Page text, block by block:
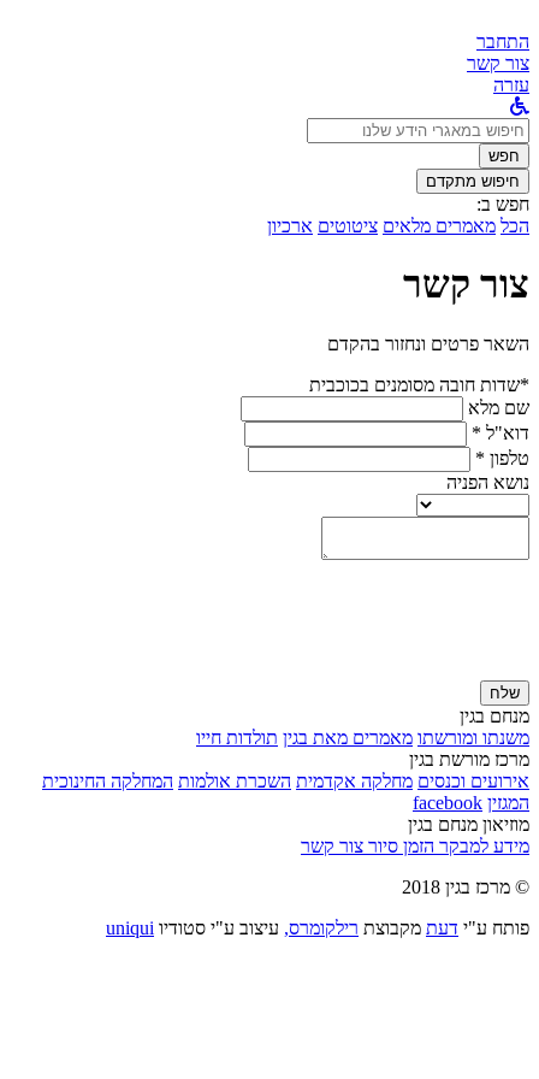
התחבר
צור קשר
עזרה
לחפש
ב:חפש
חיפוש מתקדם
חפש ב:
הכל מאמרים מלאים ציטוטים ארכיון
צור קשר
השאר פרטים ונחזור בהקדם
*שדות חובה מסומנים בכוכבית
שם מלא
דוא"ל *
טלפון *
נושא הפניה
שלח
מנחם בגין
משנתו ומורשתו מאמרים מאת בגין תולדות חייו
מרכז מורשת בגין
אירועים וכנסים מחלקה אקדמית השכרת אולמות המחלקה החינוכית
המגזין facebook
מוזיאון מנחם בגין
מידע למבקר הזמן סיור צור קשר
© מרכז בגין 2018
פותח ע"י דעת מקבוצת רילקומרס, עיצוב ע"י סטודיו uniqui